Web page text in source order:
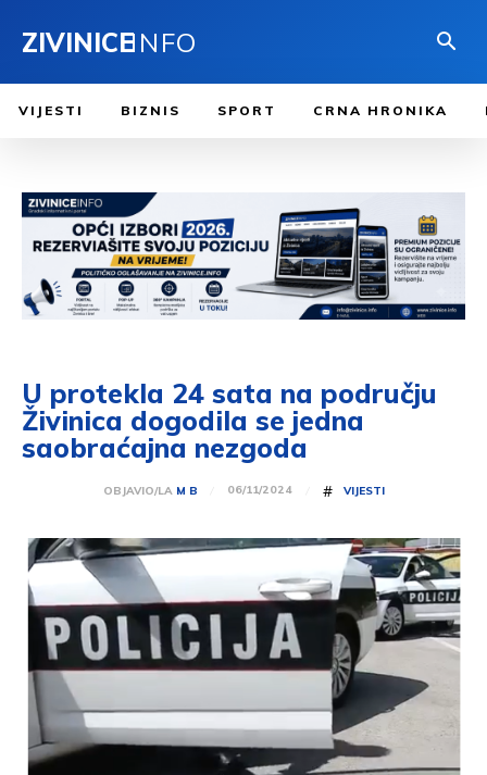
ZIVINICEINFO
VIJESTI BIZNIS SPORT CRNA HRONIKA
U protekla 24 sata na području
Živinica dogodila se jedna
saobraćajna nezgoda
OBJAVIO/LA M B 06/11/2024 # VIJESTI